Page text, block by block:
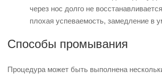
через нос долго не
плохая успеваемость, замедление в
Способы промывания
Процедура может быть выполнена